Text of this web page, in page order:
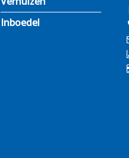
Inboedel